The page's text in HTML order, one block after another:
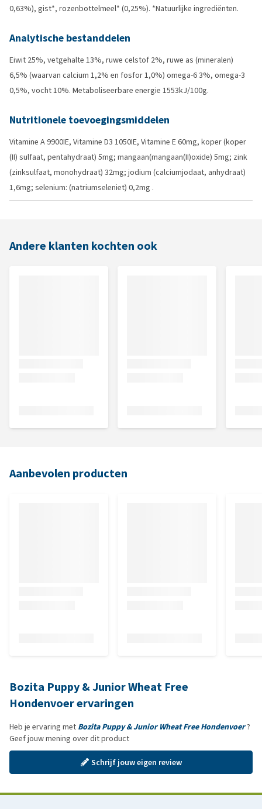
0,63%), gist*, rozenbottelmeel* (0,25%). *Natuurlijke ingrediënten.
Analytische bestanddelen
Eiwit 25%, vetgehalte 13%, ruwe celstof 2%, ruwe as (mineralen)
6,5% (waarvan calcium 1,2% en fosfor 1,0%) omega-6 3%, omega-3
0,5%, vocht 10%. Metaboliseerbare energie 1553kJ/100g.
Nutritionele toevoegingsmiddelen
Vitamine A 9900IE, Vitamine D3 1050IE, Vitamine E 60mg, koper (koper
(II) sulfaat, pentahydraat) 5mg; mangaan(mangaan(II)oxide) 5mg; zink
(zinksulfaat, monohydraat) 32mg; jodium (calciumjodaat, anhydraat)
1,6mg; selenium: (natriumseleniet) 0,2mg .
Andere klanten kochten ook
Aanbevolen producten
Bozita Puppy & Junior Wheat Free
Hondenvoer ervaringen
Heb je ervaring met Bozita Puppy & Junior Wheat Free Hondenvoer?
Geef jouw mening over dit product
Schrijf jouw eigen review